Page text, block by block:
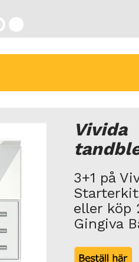
Vivida
3+1 på
eller köp
Gingiva